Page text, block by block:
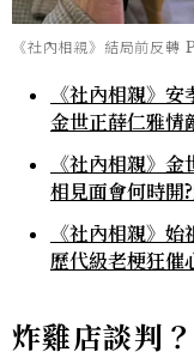
《社內相親》結局前反
《社內相親》
金世正薛仁雅情
《社內相親》
相見面會何時開
《社內相親》
歷代級老梗狂催
炸雞店談判？